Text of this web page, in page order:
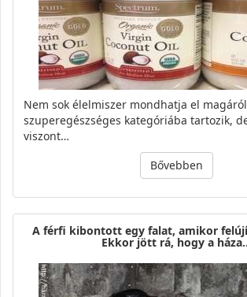
Nem sok élelmiszer mondhatja el
szuperegészséges kategóriába tartozik,
viszont…
Bővebben
A férfi kibontott egy falat, amikor
Ekkor jött rá, hogy a